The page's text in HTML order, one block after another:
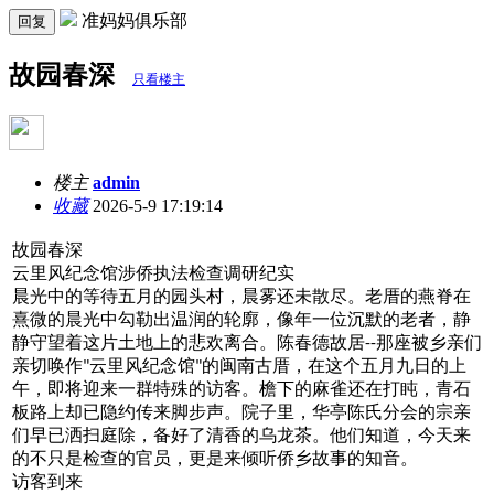
回复 准妈妈俱乐部
故园春深 只看楼主
楼主 admin
收藏2026-5-9 17:19:14
故园春深
云里风纪念馆涉侨执法检查调研纪实
晨光中的等待五月的园头村，晨雾还未散尽。老厝的燕脊在
熹微的晨光中勾勒出温润的轮廓，像年一位沉默的老者，静
静守望着这片土地上的悲欢离合。陈春德故居--那座被乡亲们
亲切唤作"云里风纪念馆"的闽南古厝，在这个五月九日的上
午，即将迎来一群特殊的访客。檐下的麻雀还在打盹，青石
板路上却已隐约传来脚步声。院子里，华亭陈氏分会的宗亲
们早已洒扫庭除，备好了清香的乌龙茶。他们知道，今天来
的不只是检查的官员，更是来倾听侨乡故事的知音。
访客到来